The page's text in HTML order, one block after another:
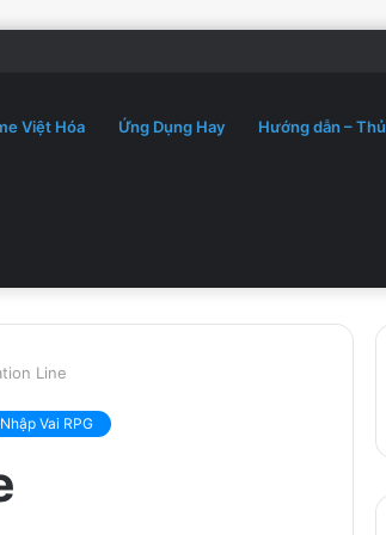
Việt Hóa Ứng Dụng Hay Hướng dẫn –
Line
Nhập Vai RPG